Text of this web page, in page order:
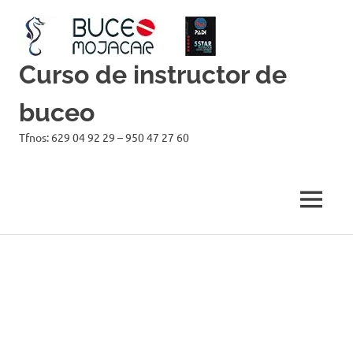
Curso de instructor de
buceo
Tfnos: 629 04 92 29 – 950 47 27 60
MENÚ